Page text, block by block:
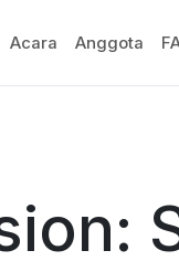
Acara Anggota